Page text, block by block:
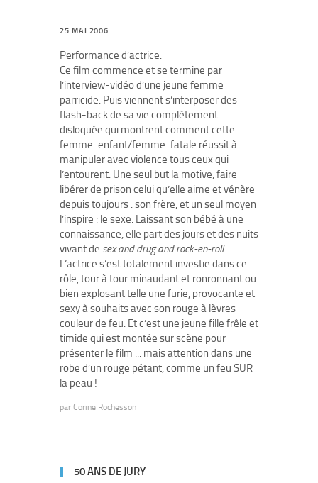
25 MAI 2006
Performance d’actrice.
Ce film commence et se termine par
l’interview-vidéo d’une jeune femme
parricide. Puis viennent s’interposer des
flash-back de sa vie complètement
disloquée qui montrent comment cette
femme-enfant/femme-fatale réussit à
manipuler avec violence tous ceux qui
l’entourent. Une seul but la motive, faire
libérer de prison celui qu’elle aime et vénère
depuis toujours : son frère, et un seul moyen
l’inspire : le sexe. Laissant son bébé à une
connaissance, elle part des jours et des nuits
vivant de sex and drug and rock-en-roll
L’actrice s’est totalement investie dans ce
rôle, tour à tour minaudant et ronronnant ou
bien explosant telle une furie, provocante et
sexy à souhaits avec son rouge à lèvres
couleur de feu. Et c’est une jeune fille frêle et
timide qui est montée sur scène pour
présenter le film ... mais attention dans une
robe d’un rouge pétant, comme un feu SUR
la peau !
par Corine Rochesson
50 ANS DE JURY